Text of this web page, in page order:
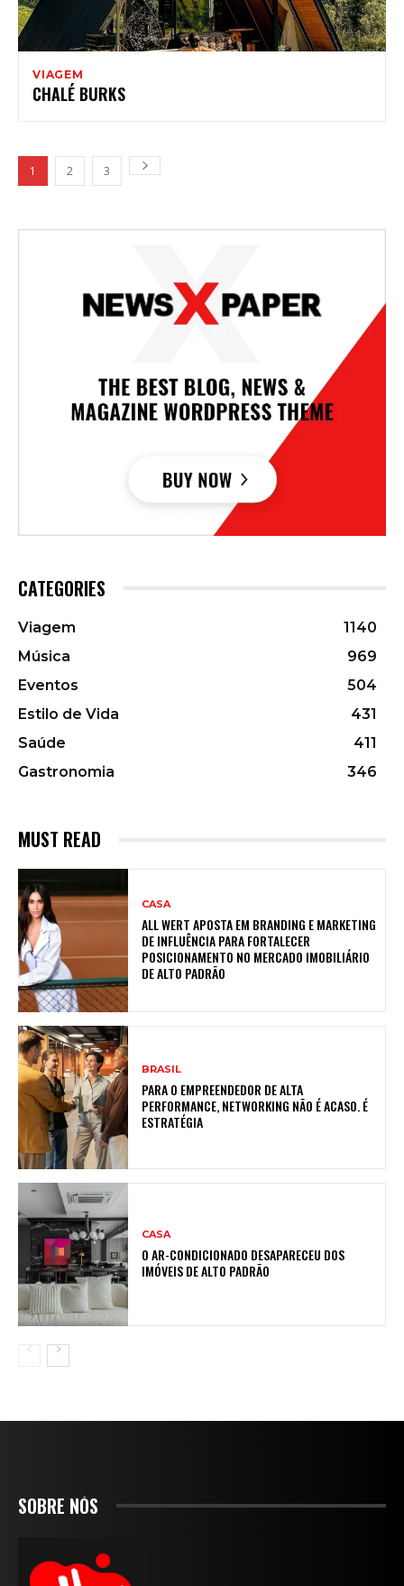
VIAGEM
CHALÉ BURKS
1 2 3
CATEGORIES
Viagem
1140
Música
969
Eventos
504
Estilo de Vida
431
Saúde
411
Gastronomia
346
MUST READ
CASA
ALL WERT APOSTA EM BRANDING E MARKETING
DE INFLUÊNCIA PARA FORTALECER
POSICIONAMENTO NO MERCADO IMOBILIÁRIO
DE ALTO PADRÃO
BRASIL
PARA O EMPREENDEDOR DE ALTA
PERFORMANCE, NETWORKING NÃO É ACASO. É
ESTRATÉGIA
CASA
O AR-CONDICIONADO DESAPARECEU DOS
IMÓVEIS DE ALTO PADRÃO
SOBRE NÓS